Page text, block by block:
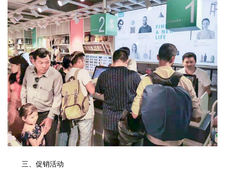
三、促销活动